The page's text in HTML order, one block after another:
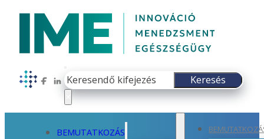
Follow us on Facebook
Follow us on LinkedIn
Keresés
Keresés
BEMUTATKOZÁS